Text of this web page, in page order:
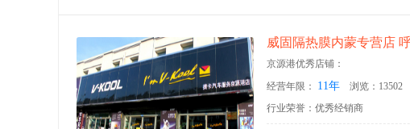
京源港优秀店铺：
经营年限： 11年 浏览：13502
行业荣誉：优秀经销商